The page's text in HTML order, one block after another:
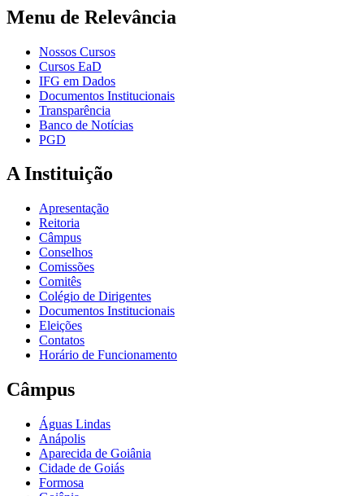
Menu de Relevância
Nossos Cursos
Cursos EaD
IFG em Dados
Documentos Institucionais
Transparência
Banco de Notícias
PGD
A Instituição
Apresentação
Reitoria
Câmpus
Conselhos
Comissões
Comitês
Colégio de Dirigentes
Documentos Institucionais
Eleições
Contatos
Horário de Funcionamento
Câmpus
Águas Lindas
Anápolis
Aparecida de Goiânia
Cidade de Goiás
Formosa